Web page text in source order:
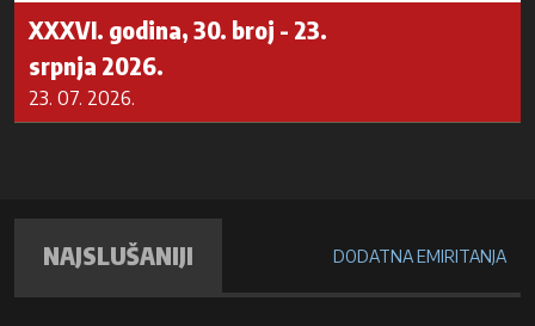
XXXVI. godina, 30. broj - 23.
srpnja 2026.
23. 07. 2026.
NAJSLUŠANIJI DODATNA EMIRITANJA